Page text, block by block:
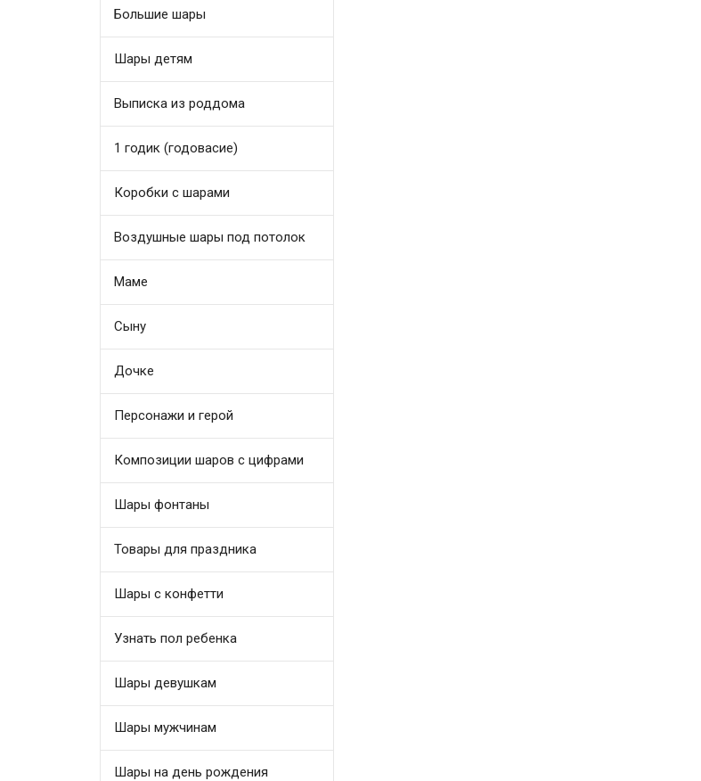
Большие шары
Шары детям
Выписка из роддома
1 годик (годовасие)
Коробки с шарами
Воздушные шары под потолок
Маме
Сыну
Дочке
Персонажи и герой
Композиции шаров с цифрами
Шары фонтаны
Товары для праздника
Шары с конфетти
Узнать пол ребенка
Шары девушкам
Шары мужчинам
Шары на день рождения